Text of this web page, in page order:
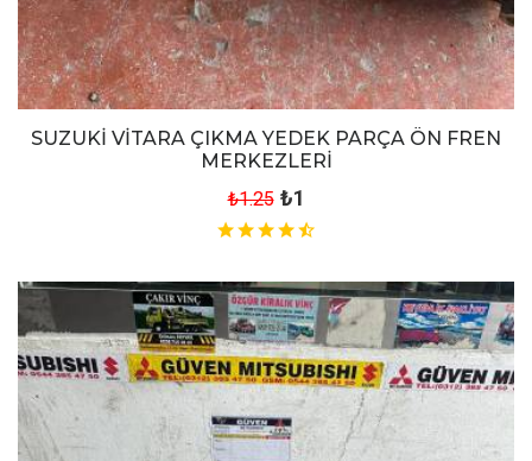
SUZUKİ VİTARA ÇIKMA YEDEK PARÇA ÖN FREN
MERKEZLERİ
₺1.25 ₺1